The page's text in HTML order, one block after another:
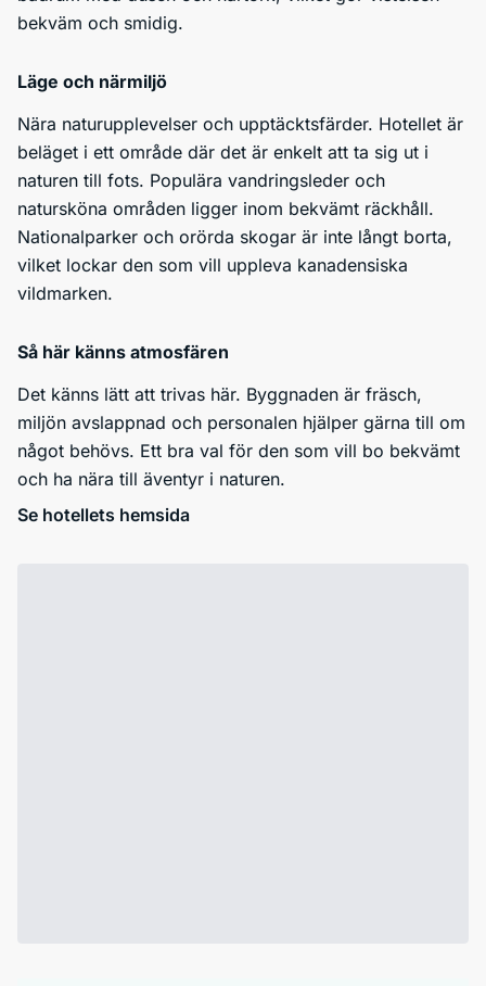
bekväm och smidig.
Läge och närmiljö
Nära naturupplevelser och upptäcktsfärder. Hotellet är
beläget i ett område där det är enkelt att ta sig ut i
naturen till fots. Populära vandringsleder och
natursköna områden ligger inom bekvämt räckhåll.
Nationalparker och orörda skogar är inte långt borta,
vilket lockar den som vill uppleva kanadensiska
vildmarken.
Så här känns atmosfären
Det känns lätt att trivas här. Byggnaden är fräsch,
miljön avslappnad och personalen hjälper gärna till om
något behövs. Ett bra val för den som vill bo bekvämt
och ha nära till äventyr i naturen.
Se hotellets hemsida